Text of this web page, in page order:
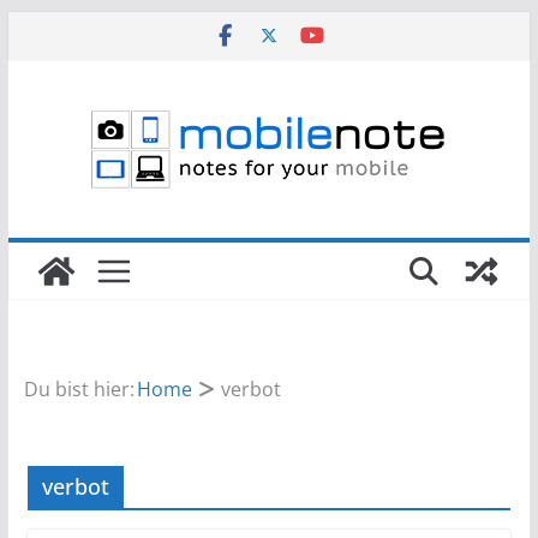
Du bist hier:Home verbot
verbot